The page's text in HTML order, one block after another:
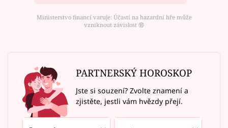
Ministerstvo financí varuje: Účastí na hazardní hře může
vzniknout závislost ⑱
PARTNERSKÝ HOROSKOP
Jste si souzení? Zvolte znamení a
zjistěte, jestli vám hvězdy přejí.